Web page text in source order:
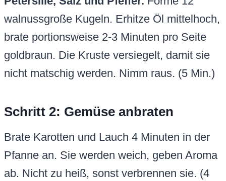
walnussgroße Kugeln. Erhitze Öl mittelhoch,
brate portionsweise 2-3 Minuten pro Seite
goldbraun. Die Kruste versiegelt, damit sie
nicht matschig werden. Nimm raus. (5 Min.)
Schritt 2: Gemüse anbraten
Brate Karotten und Lauch 4 Minuten in der
Pfanne an. Sie werden weich, geben Aroma
ab. Nicht zu heiß, sonst verbrennen sie. (4